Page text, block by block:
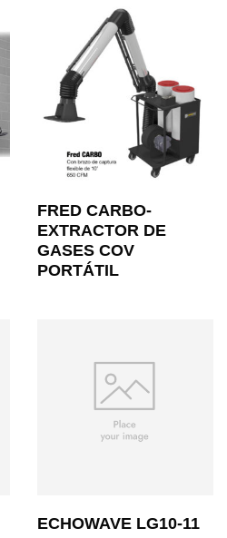
FRED CARBO-
EXTRACTOR DE
GASES COV
PORTÁTIL
ECHOWAVE LG10-11